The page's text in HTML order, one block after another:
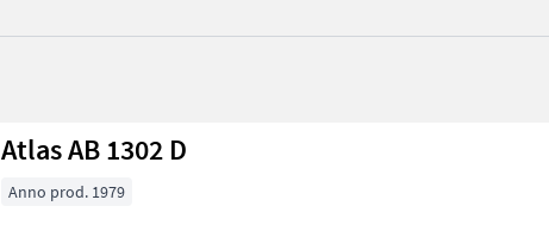
Atlas AB 1302 D
Anno prod. 1979